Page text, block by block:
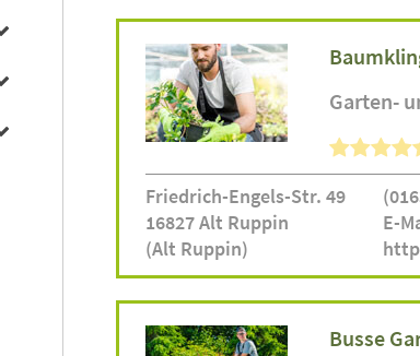
Garten-
Friedrich-Engels-Str. 49
16827 Alt Ruppin
(Alt Ruppin)
E-
Busse